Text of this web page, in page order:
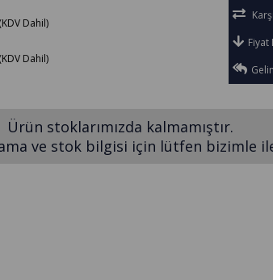
Dahil)
Dahil)
Fiyat
Ürün stoklarımızda kalmamıştır.
ve stok bilgisi için lütfen bizimle